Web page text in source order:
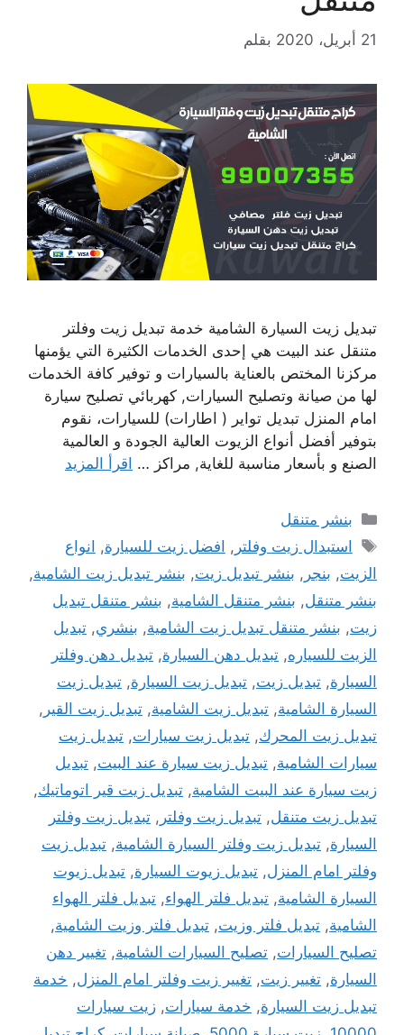
21 أبريل، 2020 بقلم
تبديل زيت السيارة الشامية خدمة تبديل زيت وفلتر
متنقل عند البيت هي إحدى الخدمات الكثيرة التي يؤمنها
مركزنا المختص بالعناية بالسيارات و توفير كافة الخدمات
لها من صيانة وتصليح السيارات, كهربائي تصليح سيارة
امام المنزل تبديل تواير ( اطارات) للسيارات، نقوم
بتوفير أفضل أنواع الزيوت العالية الجودة و العالمية
الصنع و بأسعار مناسبة للغاية, مراكز … اقرأ المزيد
التصنيفات
بنشر متنقل
الوسوم
استبدال زيت وفلتر , افضل زيت للسيارة, انواع
الزيت, بنجر , بنشر تبديل زيت, بنشر تبديل زيت الشامية,
بنشر متنقل, بنشر متنقل الشامية, بنشر متنقل تبديل
زيت, بنشر متنقل تبديل زيت الشامية, بنشري, تبديل
الزيت للسياره, تبديل دهن السيارة, تبديل دهن وفلتر
السيارة, تبديل زيت, تبديل زيت السيارة, تبديل زيت
السيارة الشامية, تبديل زيت الشامية, تبديل زيت القير ,
تبديل زيت المحرك, تبديل زيت سيارات, تبديل زيت
سيارات الشامية, تبديل زيت سيارة عند البيت, تبديل
زيت سيارة عند البيت الشامية, تبديل زيت قير اتوماتيك,
تبديل زيت متنقل, تبديل زيت وفلتر , تبديل زيت وفلتر
السيارة, تبديل زيت وفلتر السيارة الشامية, تبديل زيت
وفلتر امام المنزل, تبديل زيوت السيارة, تبديل زيوت
السيارة الشامية, تبديل فلتر الهواء, تبديل فلتر الهواء
الشامية, تبديل فلتر وزيت, تبديل فلتر وزيت الشامية,
تصليح السيارات, تصليح السيارات الشامية, تغيير دهن
السيارة, تغيير زيت, تغيير زيت وفلتر امام المنزل, خدمة
تبديل زيت السيارة, خدمة سيارات, زيت سيارات